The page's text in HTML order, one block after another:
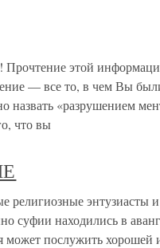
этой
— все то, в чем Вы
назвать «разрушением
что вы
энтузиасты и
суфии находились в
может послужить